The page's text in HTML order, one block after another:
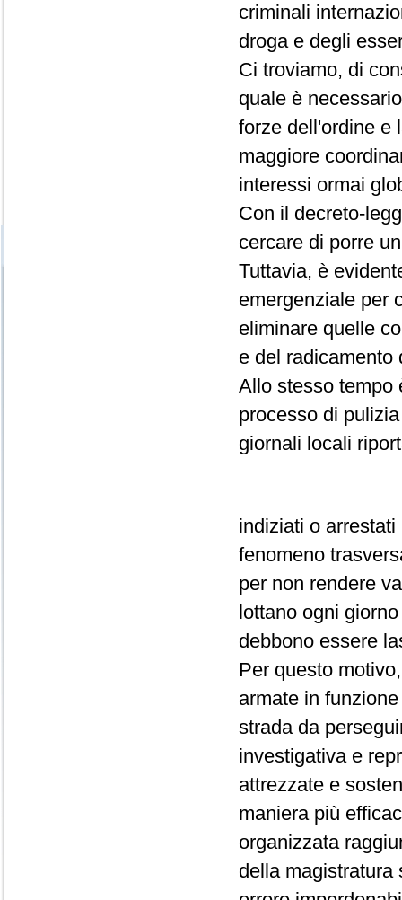
criminali
droga e degli
Ci troviamo, di
quale è
forze dell'ordine e
maggiore
interessi ormai
Con il decreto-
cercare di porre
Tuttavia, è
emergenziale per
eliminare quelle
e del radicamento
Allo stesso tempo
processo di
giornali locali
indiziati o
fenomeno
per non rendere
lottano ogni
debbono essere
Per questo
armate in
strada da
investigativa e
attrezzate e
maniera più
organizzata
della magistratura